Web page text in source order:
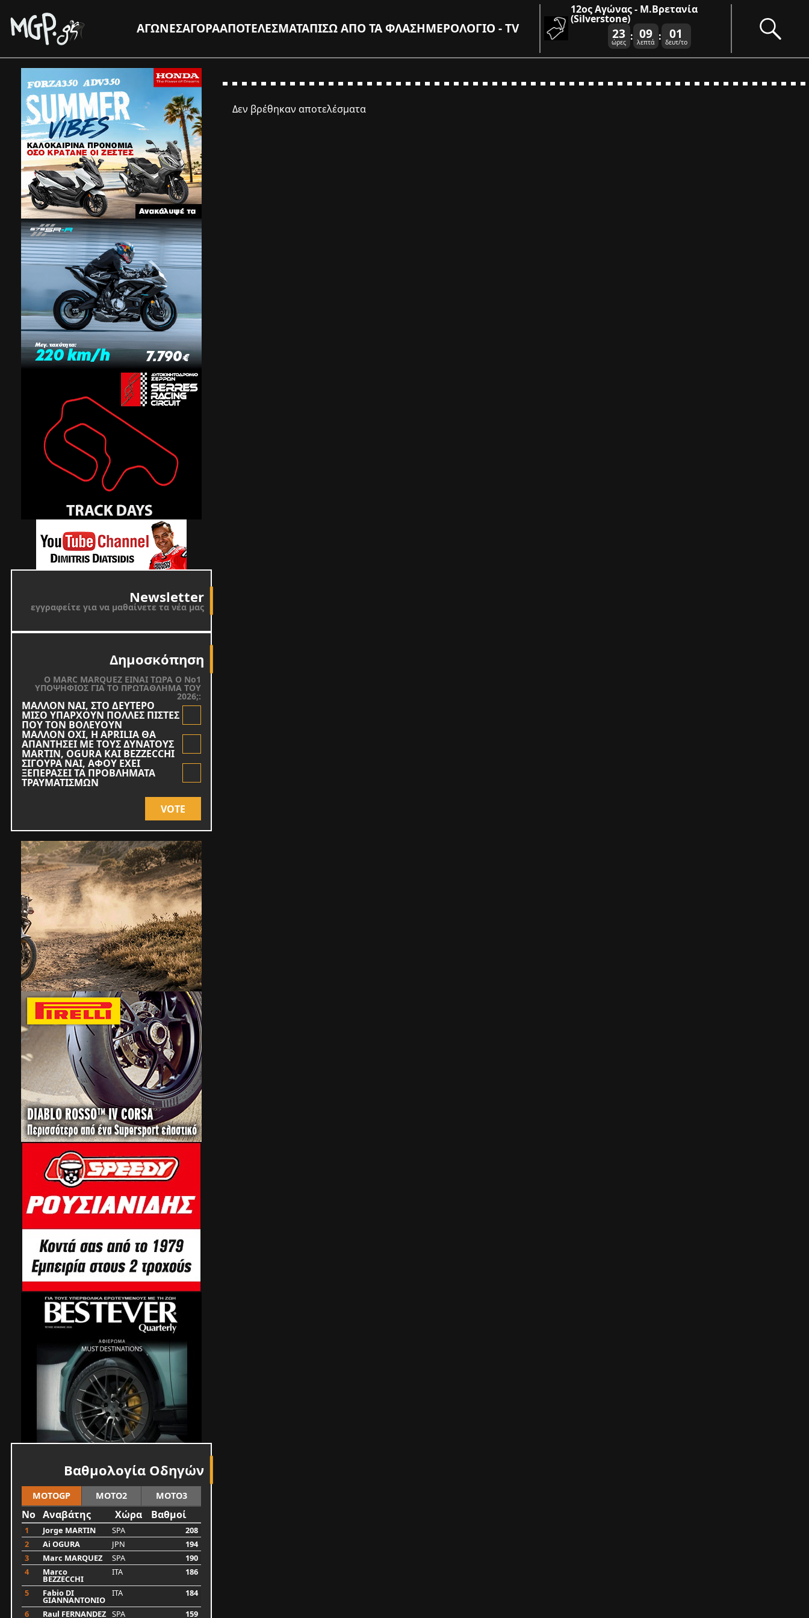
ΑΓΩΝΕΣΑΓΟΡΑΑΠΟΤΕΛΕΣΜΑΤΑΠΙΣΩ ΑΠΟ ΤΑ ΦΛΑΣΗΜΕΡΟΛΟΓΙΟ - TV
12ος Αγώνας - Μ.Βρετανία
(Silverstone)
23
ώρες : 09
λεπτά : 01
δευτ/το
Newsletter
εγγραφείτε για να μαθαίνετε τα νέα μας
Δημοσκόπηση
O MARC MARQUEZ ΕΙΝΑΙ ΤΩΡΑ Ο Νο1
ΥΠΟΨΗΦΙΟΣ ΓΙΑ ΤΟ ΠΡΩΤΑΘΛΗΜΑ ΤΟΥ
2026;:
ΜΑΛΛΟΝ ΝΑΙ, ΣΤΟ ΔΕΥΤΕΡΟ
ΜΙΣΟ ΥΠΑΡΧΟΥΝ ΠΟΛΛΕΣ ΠΙΣΤΕΣ
ΠΟΥ ΤΟΝ ΒΟΛΕΥΟΥΝ
ΜΑΛΛΟΝ ΟΧΙ, Η APRILIA ΘΑ
ΑΠΑΝΤΗΣΕΙ ΜΕ ΤΟΥΣ ΔΥΝΑΤΟΥΣ
MARTIN, OGURA KAI BEZZECCHI
ΣΙΓΟΥΡΑ ΝΑΙ, ΑΦΟΥ ΕΧΕΙ
ΞΕΠΕΡΑΣΕΙ ΤΑ ΠΡΟΒΛΗΜΑΤΑ
ΤΡΑΥΜΑΤΙΣΜΩΝ
VOTE
Δεν βρέθηκαν αποτελέσματα
Βαθμολογία Οδηγών
MOTOGP MOTO2 MOTO3
No Αναβάτης Χώρα Βαθμοί
1 Jorge MARTIN SPA
208
2
Ai OGURA JPN
194
3
Marc MARQUEZ SPA
190
4
Marco
BEZZECCHI
ITA
186
5
Fabio DI
GIANNANTONIO
ITA
184
6
Raul FERNANDEZ SPA 159